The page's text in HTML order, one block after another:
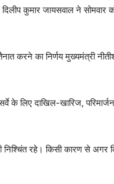
कुमार जायसवाल ने सोमवार
करने का निर्णय मुख्यमंत्री
के लिए दाखिल-खारिज,
रहे। किसी कारण से अगर